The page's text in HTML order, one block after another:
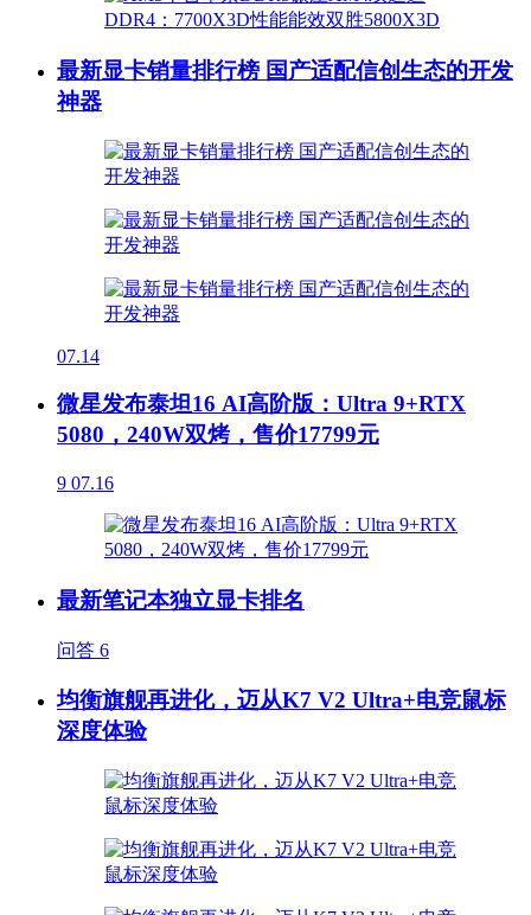
最新显卡销量排行榜 国产适配信创生态的开发
神器
07.14
微星发布泰坦16 AI高阶版：Ultra 9+RTX
5080，240W双烤，售价17799元
9 07.16
最新笔记本独立显卡排名
问答 6
均衡旗舰再进化，迈从K7 V2 Ultra+电竞鼠标
深度体验